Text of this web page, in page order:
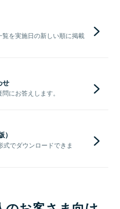
を実施日の新しい順に掲載
せ
にお答えします。
でダウンロードできま